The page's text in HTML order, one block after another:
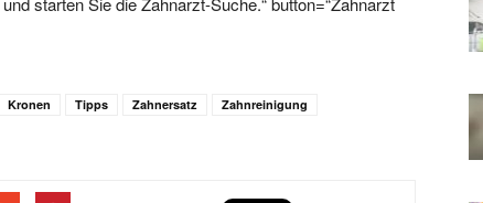
Kronen Tipps Zahnersatz
Zahnreinigung